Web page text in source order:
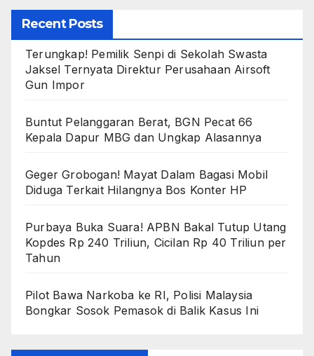
Recent Posts
Terungkap! Pemilik Senpi di Sekolah Swasta
Jaksel Ternyata Direktur Perusahaan Airsoft
Gun Impor
Buntut Pelanggaran Berat, BGN Pecat 66
Kepala Dapur MBG dan Ungkap Alasannya
Geger Grobogan! Mayat Dalam Bagasi Mobil
Diduga Terkait Hilangnya Bos Konter HP
Purbaya Buka Suara! APBN Bakal Tutup Utang
Kopdes Rp 240 Triliun, Cicilan Rp 40 Triliun per
Tahun
Pilot Bawa Narkoba ke RI, Polisi Malaysia
Bongkar Sosok Pemasok di Balik Kasus Ini